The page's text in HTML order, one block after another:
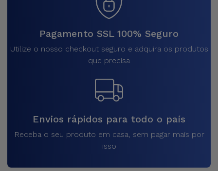
Pagamento SSL 100% Seguro
Utilize o nosso checkout seguro e adquira os produtos
que precisa
Envios rápidos para todo o país
Receba o seu produto em casa, sem pagar mais por
isso